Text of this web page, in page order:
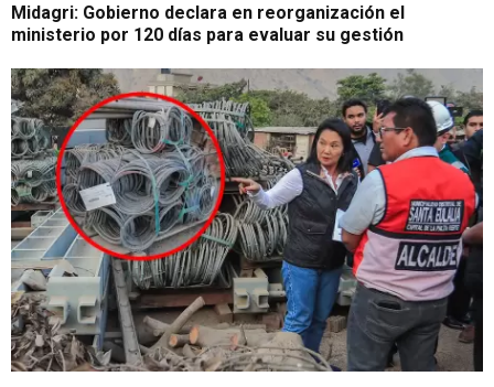
Midagri: Gobierno declara en reorganización el
ministerio por 120 días para evaluar su gestión